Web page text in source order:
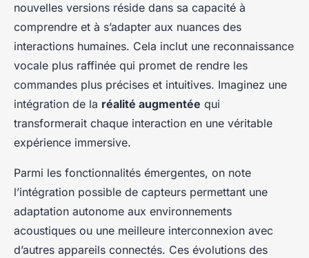
nouvelles versions réside dans sa capacité à
comprendre et à s’adapter aux nuances des
interactions humaines. Cela inclut une reconnaissance
vocale plus raffinée qui promet de rendre les
commandes plus précises et intuitives. Imaginez une
intégration de la réalité augmentée qui
transformerait chaque interaction en une véritable
expérience immersive.
Parmi les fonctionnalités émergentes, on note
l’intégration possible de capteurs permettant une
adaptation autonome aux environnements
acoustiques ou une meilleure interconnexion avec
d’autres appareils connectés. Ces évolutions des